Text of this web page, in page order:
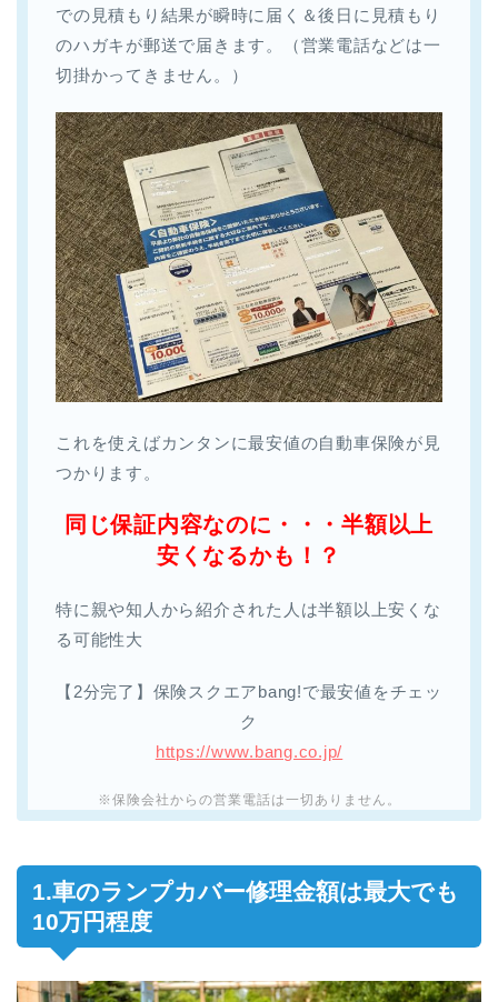
での見積もり結果が瞬時に届く＆後日に見積もり
のハガキが郵送で届きます。（営業電話などは一
切掛かってきません。）
これを使えばカンタンに最安値の自動車保険が見
つかります。
同じ保証内容なのに・・・半額以上
安くなるかも！？
特に親や知人から紹介された人は半額以上安くな
る可能性大
【2分完了】保険スクエアbang!で最安値をチェッ
ク
https://www.bang.co.jp/
※保険会社からの営業電話は一切ありません。
1.車のランプカバー修理金額は最大でも
10万円程度